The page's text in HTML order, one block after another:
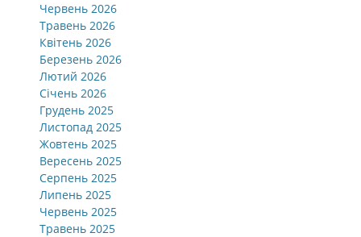
Червень 2026
Травень 2026
Квітень 2026
Березень 2026
Лютий 2026
Січень 2026
Грудень 2025
Листопад 2025
Жовтень 2025
Вересень 2025
Серпень 2025
Липень 2025
Червень 2025
Травень 2025